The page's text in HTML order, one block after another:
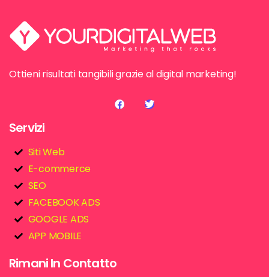
Ottieni risultati tangibili grazie al digital marketing!
Servizi
Siti Web
E-commerce
SEO
FACEBOOK ADS
GOOGLE ADS
APP MOBILE
Rimani In Contatto